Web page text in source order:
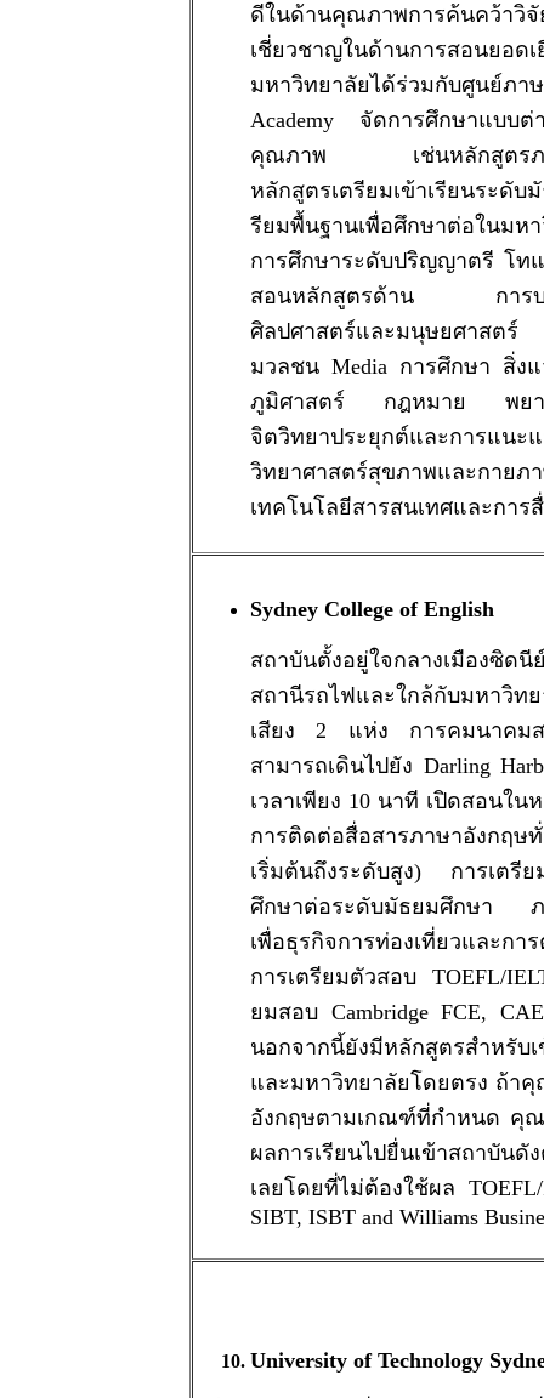
ดีในด้านคุณภาพการค้นคว้าวิจั
เชี่ยวชาญในด้านการสอนยอดเ
มหาวิทยาลัยได้ร่วมกับศูนย์ภา
Academy จัดการศึกษาแบ
คุณภาพ เช่นหลักสูตรภา
หลักสูตรเตรียมเข้าเรียนระดับ
รียมพื้นฐานเพื่อศึกษาต่อในมห
การศึกษาระดับปริญญาตรี โทแ
สอนหลักสูตรด้าน การบริ
ศิลปศาสตร์และมนุษยศาส
มวลชน Media การศึกษา สิ่ง
ภูมิศาสตร์ กฎหมาย พยา
จิตวิทยาประยุกต์และการแนะ
วิทยาศาสตร์สุขภาพและกายภ
เทคโนโลยีสารสนเทศและการ
Sydney College of English
สถาบันตั้งอยู่ใจกลางเมืองซิ
สถานีรถไฟและใกล้กับมหาวิท
เสียง 2 แห่ง การคมนาคมส
สามารถเดินไปยัง Darling
เวลาเพียง 10 นาที เปิดสอนใน
การติดต่อสื่อสารภาษาอังกฤษ
เริ่มต้นถึงระดับสูง) การเตรีย
ศึกษาต่อระดับมัธยมศึกษา ภ
เพื่อธุรกิจการท่องเที่ยวและกา
การเตรียมตัวสอบ TOEFL/
ยมสอบ Cambridge FCE,
นอกจากนี้ยังมีหลักสูตรสำหรับ
และมหาวิทยาลัยโดยตรง ถ้า
อังกฤษตามเกณฑ์ที่กำหนด คุ
ผลการเรียนไปยื่นเข้าสถาบันดั
เลยโดยที่ไม่ต้องใช้ผล
SIBT, ISBT and Williams
University of Technology